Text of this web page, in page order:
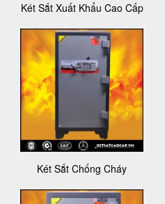
Két Sắt Xuất Khẩu Cao Cấp
Két Sắt Chống Cháy